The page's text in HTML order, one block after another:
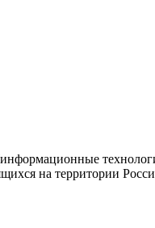
на территории